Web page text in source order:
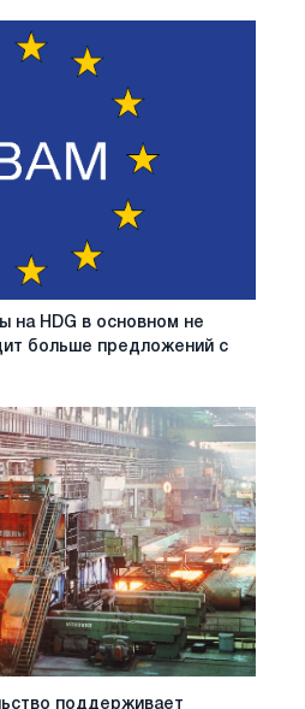
на HDG в основном не
больше предложений с
поддерживает